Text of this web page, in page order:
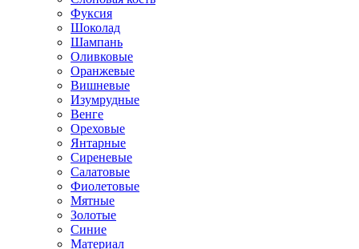
Фуксия
Шоколад
Шампань
Оливковые
Оранжевые
Вишневые
Изумрудные
Венге
Ореховые
Янтарные
Сиреневые
Салатовые
Фиолетовые
Мятные
Золотые
Синие
Материал